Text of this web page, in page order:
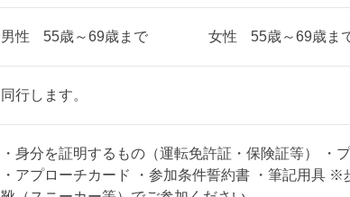
男性 55歳～69歳まで 女性 55歳～69歳ま
同行します。
・身分を証明するもの（運転免許証・保険証等） ・
・アプローチカード ・参加条件誓約書 ・筆記用具 ※